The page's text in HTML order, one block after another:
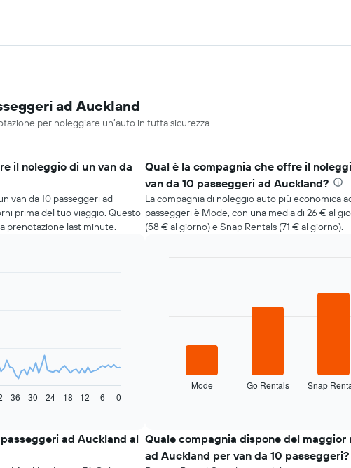
ad Auckland
per noleggiare un’auto in tutta sicurezza.
il noleggio di un van da
van da 10 passeggeri ad
prima del tuo viaggio. Questo
prenotazione last minute.
30 0
36 24 18 12 6
Qual è la compagnia che offre il
van da 10 passeggeri ad Auckland?
La compagnia di noleggio auto più economica
passeggeri è Mode, con una media di 26 € al
(58 € al giorno) e Snap Rentals (71 € al giorno).
seguente
mostra
di
auto
a
Mode Go Rentals Snap
ad Auckland al Quale compagnia dispone del
ad Auckland per van da 10 passeggeri?